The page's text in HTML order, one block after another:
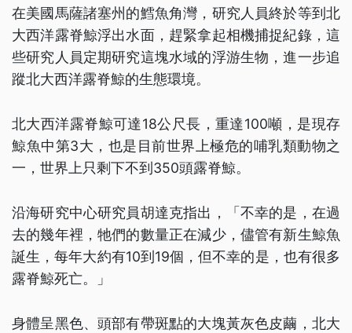
在美國馬薩諸塞州的鱈魚角灣，研究人員終於等到北
大西洋露脊鯨浮出水面，趕緊拿起相機捕捉紀錄，這
些研究人員定期研究這塊水域的浮游生物，進一步追
蹤北大西洋露脊鯨的生態環境。
北大西洋露脊鯨可達18公尺長，重達100噸，是現存
鯨魚中第3大，也是目前世界上極危的哺乳類動物之
一，世界上只剩下不到350頭露脊鯨。
沿海研究中心研究員胡達克指出，「不幸的是，在過
去的幾年裡，牠們的數量正在減少，儘管有新生鯨魚
誕生，每年大約有10到19個，但不幸的是，也有很多
露脊鯨死亡。」
身體呈黑色、頭部有帶斑點的大塊黃灰色皮繭，北大